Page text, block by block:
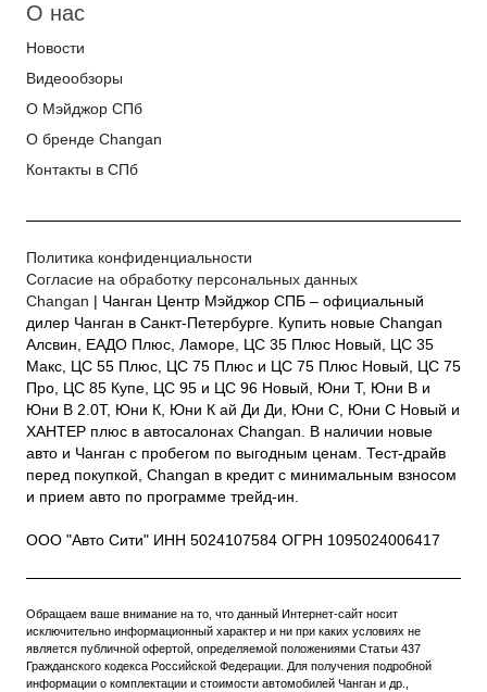
О нас
Новости
Видеообзоры
О Мэйджор СПб
О бренде Changan
Контакты в СПб
Политика конфиденциальности
Согласие на обработку персональных данных
Changan | Чанган Центр Мэйджор СПБ – официальный
дилер Чанган в Санкт-Петербурге. Купить новые Changan
Алсвин, ЕАДО Плюс, Ламоре, ЦС 35 Плюс Новый, ЦС 35
Макс, ЦС 55 Плюс, ЦС 75 Плюс и ЦС 75 Плюс Новый, ЦС 75
Про, ЦС 85 Купе, ЦС 95 и ЦС 96 Новый, Юни Т, Юни В и
Юни В 2.0Т, Юни К, Юни К ай Ди Ди, Юни С, Юни С Новый и
ХАНТЕР плюс в автосалонах Changan. В наличии новые
авто и Чанган с пробегом по выгодным ценам. Тест-драйв
перед покупкой, Changan в кредит с минимальным взносом
и прием авто по программе трейд-ин.
ООО "Авто Сити" ИНН 5024107584 ОГРН 1095024006417
Обращаем ваше внимание на то, что данный Интернет-сайт носит
исключительно информационный характер и ни при каких условиях не
является публичной офертой, определяемой положениями Статьи 437
Гражданского кодекса Российской Федерации. Для получения подробной
информации о комплектации и стоимости автомобилей Чанган и др.,